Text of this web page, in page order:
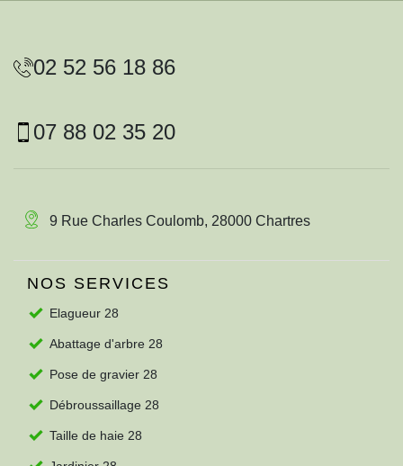
02 52 56 18 86
07 88 02 35 20
9 Rue Charles Coulomb, 28000 Chartres
NOS SERVICES
Elagueur 28
Abattage d'arbre 28
Pose de gravier 28
Débroussaillage 28
Taille de haie 28